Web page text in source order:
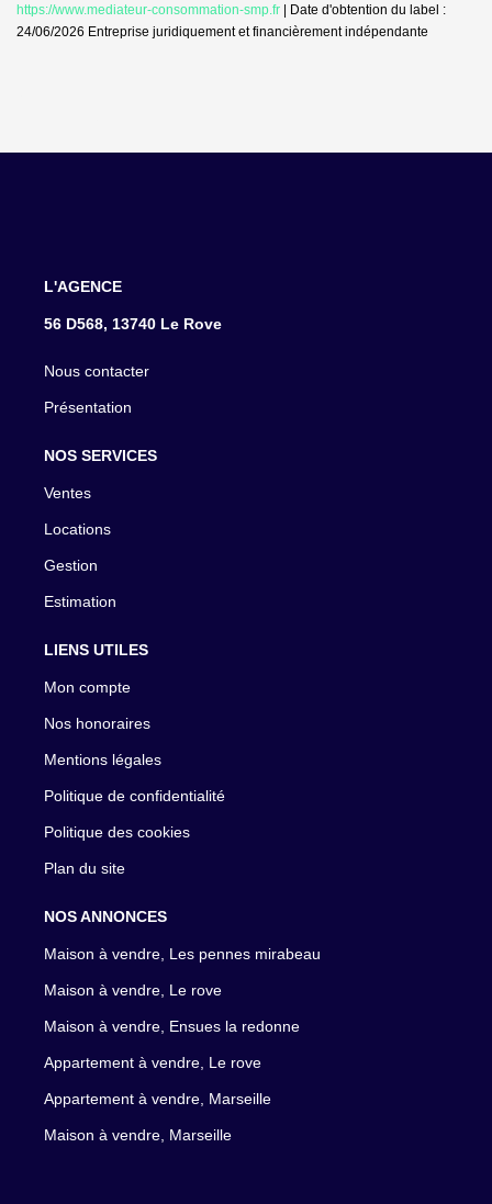
https://www.mediateur-consommation-smp.fr | Date d'obtention du label :
24/06/2026 Entreprise juridiquement et financièrement indépendante
L'AGENCE
56 D568, 13740 Le Rove
Nous contacter
Présentation
NOS SERVICES
Ventes
Locations
Gestion
Estimation
LIENS UTILES
Mon compte
Nos honoraires
Mentions légales
Politique de confidentialité
Politique des cookies
Plan du site
NOS ANNONCES
Maison à vendre, Les pennes mirabeau
Maison à vendre, Le rove
Maison à vendre, Ensues la redonne
Appartement à vendre, Le rove
Appartement à vendre, Marseille
Maison à vendre, Marseille